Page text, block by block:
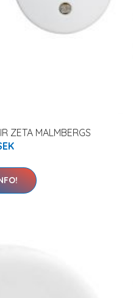
ZETA MALMBERGS